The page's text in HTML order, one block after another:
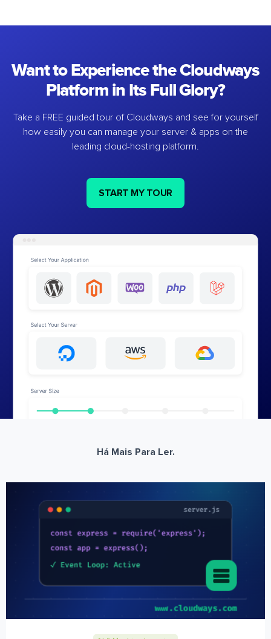
Want to Experience the Cloudways
Platform in Its Full Glory?
Take a FREE guided tour of Cloudways and see for yourself
how easily you can manage your server & apps on the
leading cloud-hosting platform.
START MY TOUR
Há Mais Para Ler.